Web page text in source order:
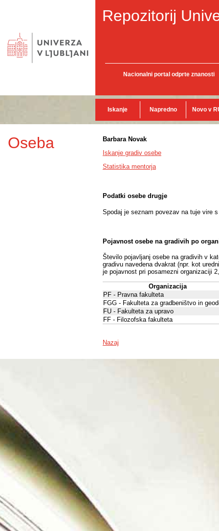
Repozitorij
Nacionalni portal odprte znanosti
Iskanje Napredno Novo v
Oseba
Barbara Novak
Iskanje gradiv osebe
Statistika mentorja
Podatki osebe drugje
Spodaj je seznam povezav na tuje vire
Pojavnost osebe na gradivih po
Število pojavljanj osebe na gradivih v
gradivu navedena dvakrat (npr. kot
je pojavnost pri posamezni organizaciji
Organizacija
PF - Pravna fakulteta
FGG - Fakulteta za gradbeništvo in
FU - Fakulteta za upravo
FF - Filozofska fakulteta
Nazaj